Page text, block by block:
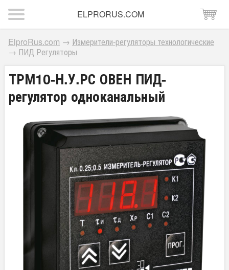
ELPRORUS.COM
ElproRus.com → Измерители-регуляторы технологические
→ ПИД Регуляторы
ТРМ10-Н.У.РС ОВЕН ПИД-
регулятор одноканальный